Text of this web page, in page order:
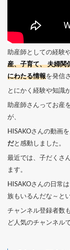
助産師としての経験
産、子育て、 夫婦関
にわたる情報を発信
とにかく経験や知識
助産師さんってお産
が、
HISAKOさんの動画
だと感動しました。
最近では、子だくさ
ます。
HISAKOさんの日常
族もいるんだな～と
チャンネル登録者数
ど人気のチャンネルで